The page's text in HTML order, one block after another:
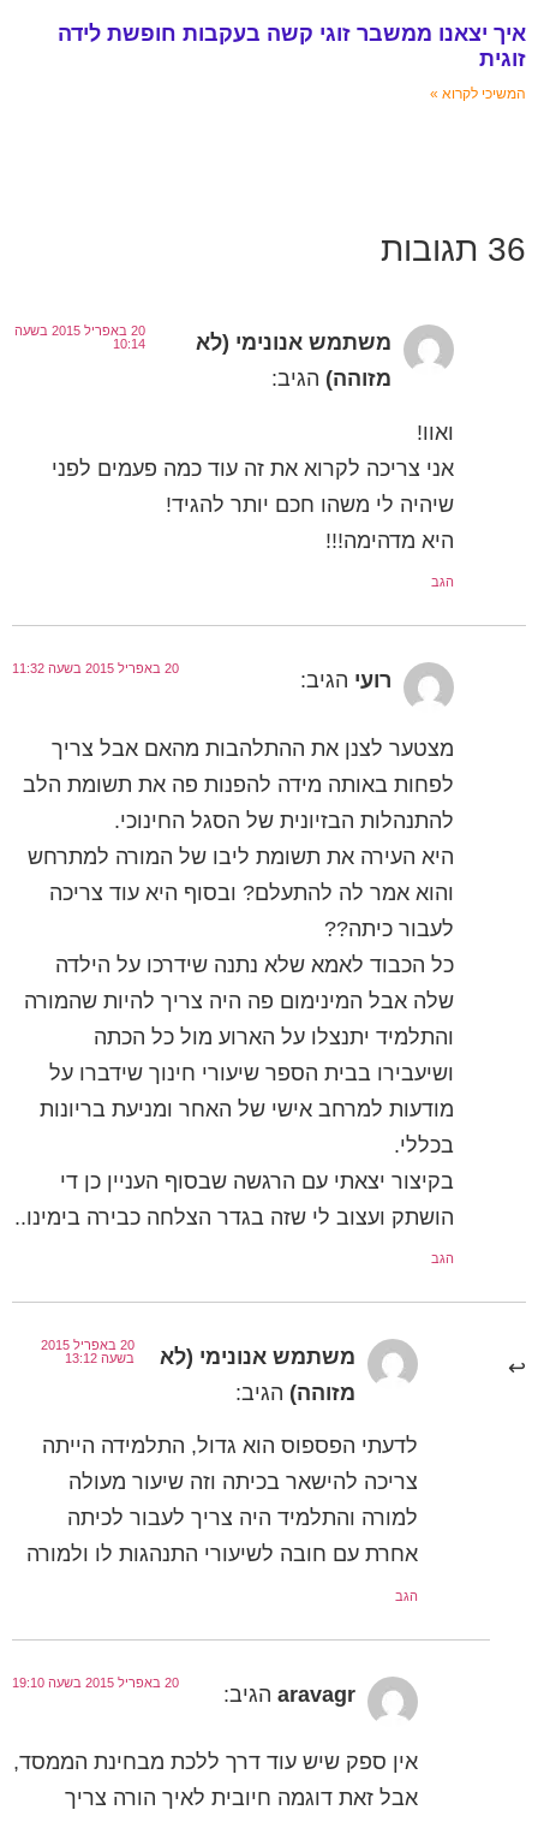
ממשבר זוגי קשה בעקבות חופשת לידה
»
משתמש אנונימי (לא
הגיב:
20 באפריל 2015 בשעה
10:14
אני צריכה לקרוא את זה עוד כמה פעמים לפני
שיהיה לי משהו חכם יותר להגיד!
היא מדהימה!!!
רועי הגיב:
מצטער לצנן את ההתלהבות מהאם אבל צריך
לפחות באותה מידה להפנות פה את תשומת הלב
להתנהלות הבזיונית של הסגל החינוכי.
היא העירה את תשומת ליבו של המורה למתרחש
והוא אמר לה להתעלם? ובסוף היא עוד צריכה
לעבור כיתה??
כל הכבוד לאמא שלא נתנה שידרכו על הילדה
שלה אבל המינימום פה היה צריך להיות שהמורה
והתלמיד יתנצלו על הארוע מול כל הכתה
ושיעבירו בבית הספר שיעורי חינוך שידברו על
מודעות למרחב אישי של האחר ומניעת בריונות
בקיצור יצאתי עם הרגשה שבסוף העניין כן די
הושתק ועצוב לי שזה בגדר הצלחה כבירה בימינו..
משתמש אנונימי (לא
הגיב:
20 באפריל 2015
בשעה 13:12
לדעתי הפספוס הוא גדול, התלמידה הייתה
צריכה להישאר בכיתה וזה שיעור מעולה
למורה והתלמיד היה צריך לעבור לכיתה
אחרת עם חובה לשיעורי התנהגות לו ולמורה
aravagr הגיב:
אין ספק שיש עוד דרך ללכת מבחינת הממסד,
אבל זאת דוגמה חיובית לאיך הורה צריך